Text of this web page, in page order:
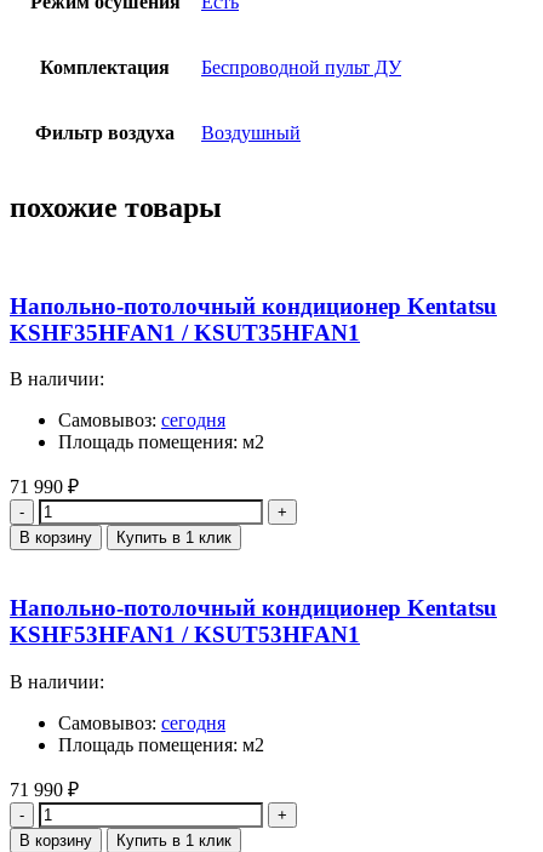
Комплектация Беспроводной пульт ДУ
Фильтр воздуха Воздушный
похожие товары
Напольно-потолочный кондиционер Kentatsu
KSHF35HFAN1 / KSUT35HFAN1
В наличии:
Самовывоз: сегодня
Площадь помещения: м2
71 990 ₽
Количество
В корзину Купить в 1 клик
Напольно-потолочный кондиционер Kentatsu
KSHF53HFAN1 / KSUT53HFAN1
В наличии:
Самовывоз: сегодня
Площадь помещения: м2
71 990 ₽
Количество
В корзину Купить в 1 клик